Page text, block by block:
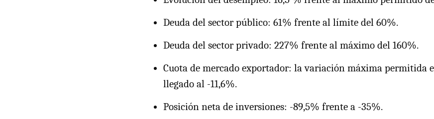
Deuda del sector público: 61% frente al límite del 60%.
Deuda del sector privado: 227% frente al máximo del 160%.
Cuota de mercado exportador: la variación máxima permitida
llegado al -11,6%.
Posición neta de inversiones: -89,5% frente a -35%.